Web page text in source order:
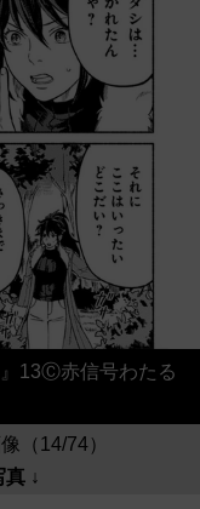
』13Ⓒ赤信号わたる
（14/74）
↓